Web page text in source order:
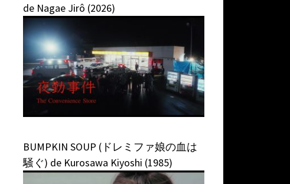
de Nagae Jirô (2026)
BUMPKIN SOUP (ドレミファ娘の血は
騒ぐ) de Kurosawa Kiyoshi (1985)